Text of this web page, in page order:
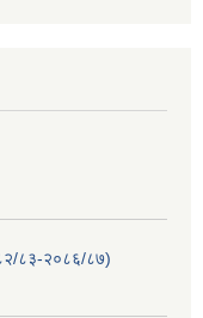
८३-२०८६/८७)